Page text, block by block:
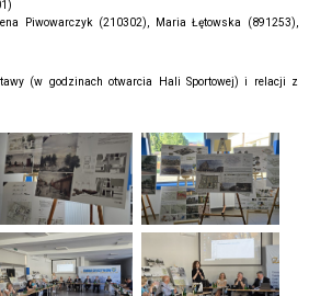
Piwowarczyk (210302), Maria Łętowska (891253),
(w godzinach otwarcia Hali Sportowej) i relacji z